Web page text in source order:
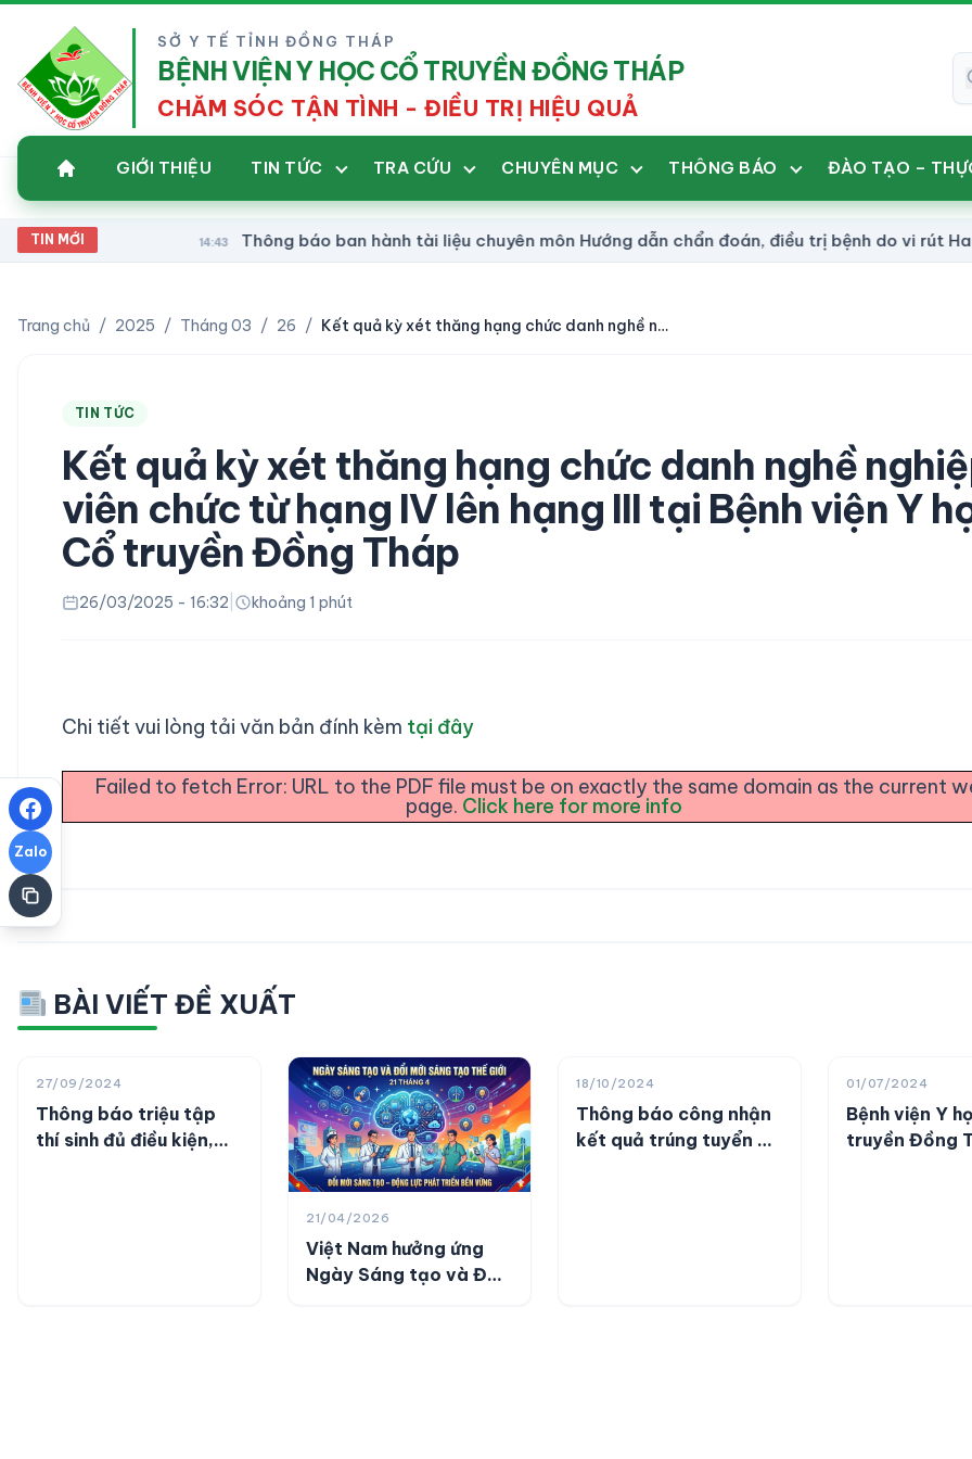
SỞ Y TẾ TỈNH ĐỒNG THÁP
BỆNH VIỆN Y HỌC CỔ TRUYỀN ĐỒNG THÁP
CHĂM SÓC TẬN TÌNH - ĐIỀU TRỊ HIỆU QUẢ
GIỚI THIỆU TIN TỨC TRA CỨU CHUYÊN MỤC THÔNG BÁO ĐÀO TẠO –
TIN MỚI Thông báo ban hành tài liệu chuyên môn Hướng dẫn chẩn đoán, điều trị bệnh do vi rút Hanta
Zalo
Trang chủ / 2025 / Tháng 03 / 26 / Kết quả kỳ xét thăng hạng chức danh nghề nghiệp viên chức từ hạng IV lên hạng III tại Bệnh viện Y học Cổ truyền Đồng Tháp
TIN TỨC
Kết quả kỳ xét thăng hạng chức danh nghề
viên chức từ hạng IV lên hạng III tại Bệnh viện Y
Cổ truyền Đồng Tháp
26/03/2025 - 16:32 khoảng 1 phút
Chi tiết vui lòng tải văn bản đính kèm tại đây
Failed to fetch Error: URL to the PDF file must be on exactly the same domain as the current
page. Click here for more info
BÀI VIẾT ĐỀ XUẤT
27/09/2024
Thông báo triệu tập
thí sinh đủ điều kiện,
21/04/2026
Việt Nam hưởng ứng
Ngày Sáng tạo và Đổi
18/10/2024
Thông báo công nhận
kết quả trúng tuyển kỳ
01/07/2024
Bệnh viện Y
truyền Đồng